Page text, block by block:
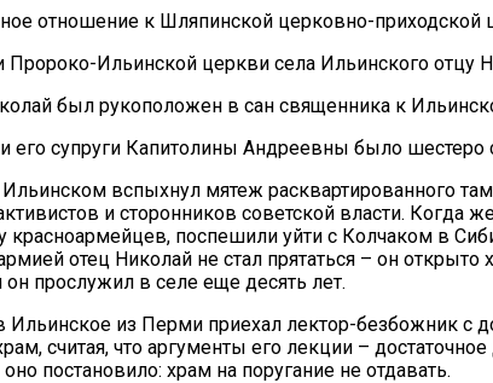
отношение к Шляпинской церковно-
Ильинской церкви села Ильинского отцу
был рукоположен в сан священника к
его супруги Капитолины Андреевны было шестеро
вспыхнул мятеж расквартированного
и сторонников советской власти.
красноармейцев, поспешили уйти с Колчаком в
отец Николай не стал прятаться – он
он прослужил в селе еще десять лет.
Ильинское из Перми приехал лектор-безбожник
счи­тая, что аргументы его лекции –
постановило: храм на поругание не отдавать.